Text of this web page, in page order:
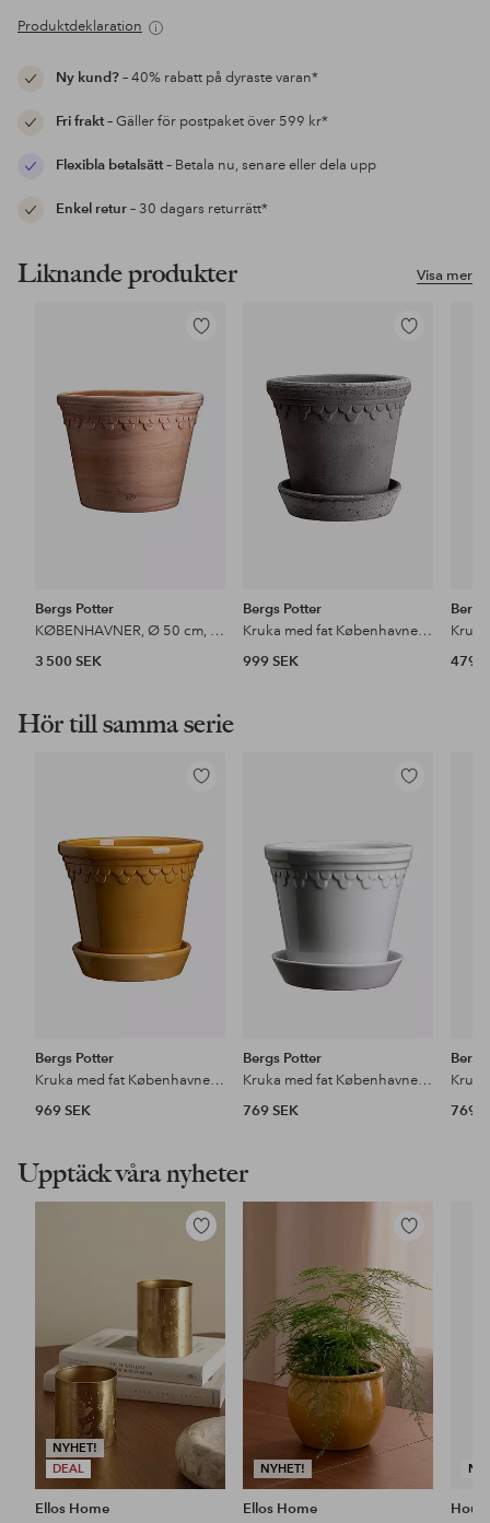
Produktdeklaration
Ny kund?– 40% rabatt på dyraste varan*
Fri frakt– Gäller för postpaket över 599 kr*
Flexibla betalsätt– Betala nu, senare eller dela upp
Enkel retur– 30 dagars returrätt*
Visa mer
Liknande produkter
Lägg
favoriter
Bergs Potter
KØBENHAVNER, Ø 50 cm, H 39 cm, Krukan
3 500 SEK
Lägg
i
favoriter
Bergs Potter
Kruka med fat Københavner RAW, Ø 30 cm
999 SEK
479
Hör till samma serie
Lägg
favoriter
Bergs Potter
Kruka med fat Københavner GLAZED, Ø 21 cm
969 SEK
Lägg
favoriter
Bergs Potter
Kruka med fat Københavner GLAZED, Ø 18 cm
769 SEK
769
Upptäck våra nyheter
NYHET!
DEAL
Lägg
Ellos Home
NYHET!
Lägg
i
favoriter
Ellos Home